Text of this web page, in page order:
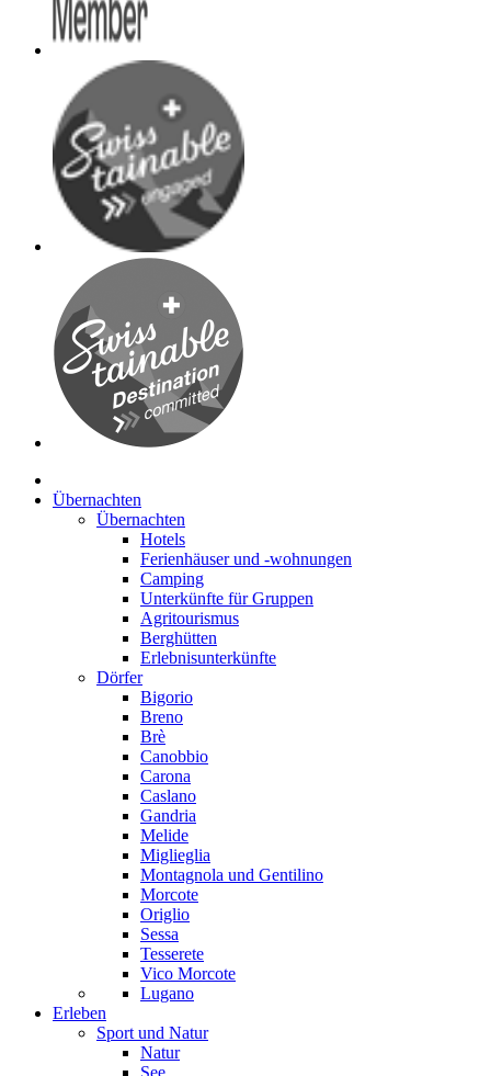
Übernachten
Übernachten
Hotels
Ferienhäuser und -wohnungen
Camping
Unterkünfte für Gruppen
Agritourismus
Berghütten
Erlebnisunterkünfte
Dörfer
Bigorio
Breno
Brè
Canobbio
Carona
Caslano
Gandria
Melide
Miglieglia
Montagnola und Gentilino
Morcote
Origlio
Sessa
Tesserete
Vico Morcote
Lugano
Erleben
Sport und Natur
Natur